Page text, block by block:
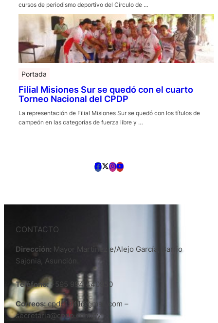
cursos de periodismo deportivo del Círculo de …
Portada
Filial Misiones Sur se quedó con el cuarto
Torneo Nacional del CPDP
La representación de Filial Misiones Sur se quedó con los títulos de
campeón en las categorías de fuerza libre y …
CONTACTO
Dirección: Mayor Martinez e/Alejo García, Barrio
Sajonia, Asunción.
Teléfono:+595 994 440950
Correos:cpdp1941@gmail.com –
secretaria@cpdp.com.py